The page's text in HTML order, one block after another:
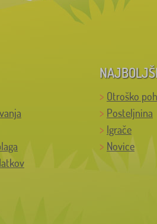
Otroško
Posteljnina
Igrače
Novice